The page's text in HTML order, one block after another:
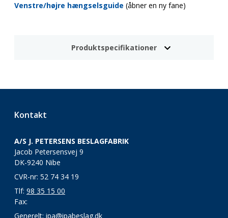
Venstre/højre hængselsguide (åbner en ny fane)
Produktspecifikationer
Kontakt
A/S J. PETERSENS BESLAGFABRIK
Jacob Petersensvej 9
DK-9240 Nibe
CVR-nr: 52 74 34 19
Tlf: 98 35 15 00
Fax:
Generelt: ipa@ipabeslag.dk